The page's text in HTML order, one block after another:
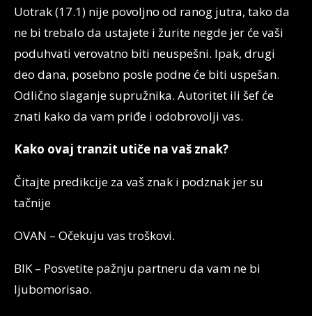
Uotrak (17.1) nije povoljno od ranog jutra, tako da
ne bi trebalo da ustajete i žurite negde jer će vaši
poduhvati verovatno biti neuspešni. Ipak, drugi
deo dana, posebno posle podne će biti uspešan.
Odlično slaganje supružnika. Autoritet ili šef će
znati kako da vam priđe i odobrovolji vas.
Kako ovaj tranzit utiče na vaš znak?
Čitajte predikcije za vaš znak i podznak jer su
tačnije
OVAN – Očekuju vas troškovi.
BIK – Posvetite pažnju partneru da vam ne bi
ljubomorisao.